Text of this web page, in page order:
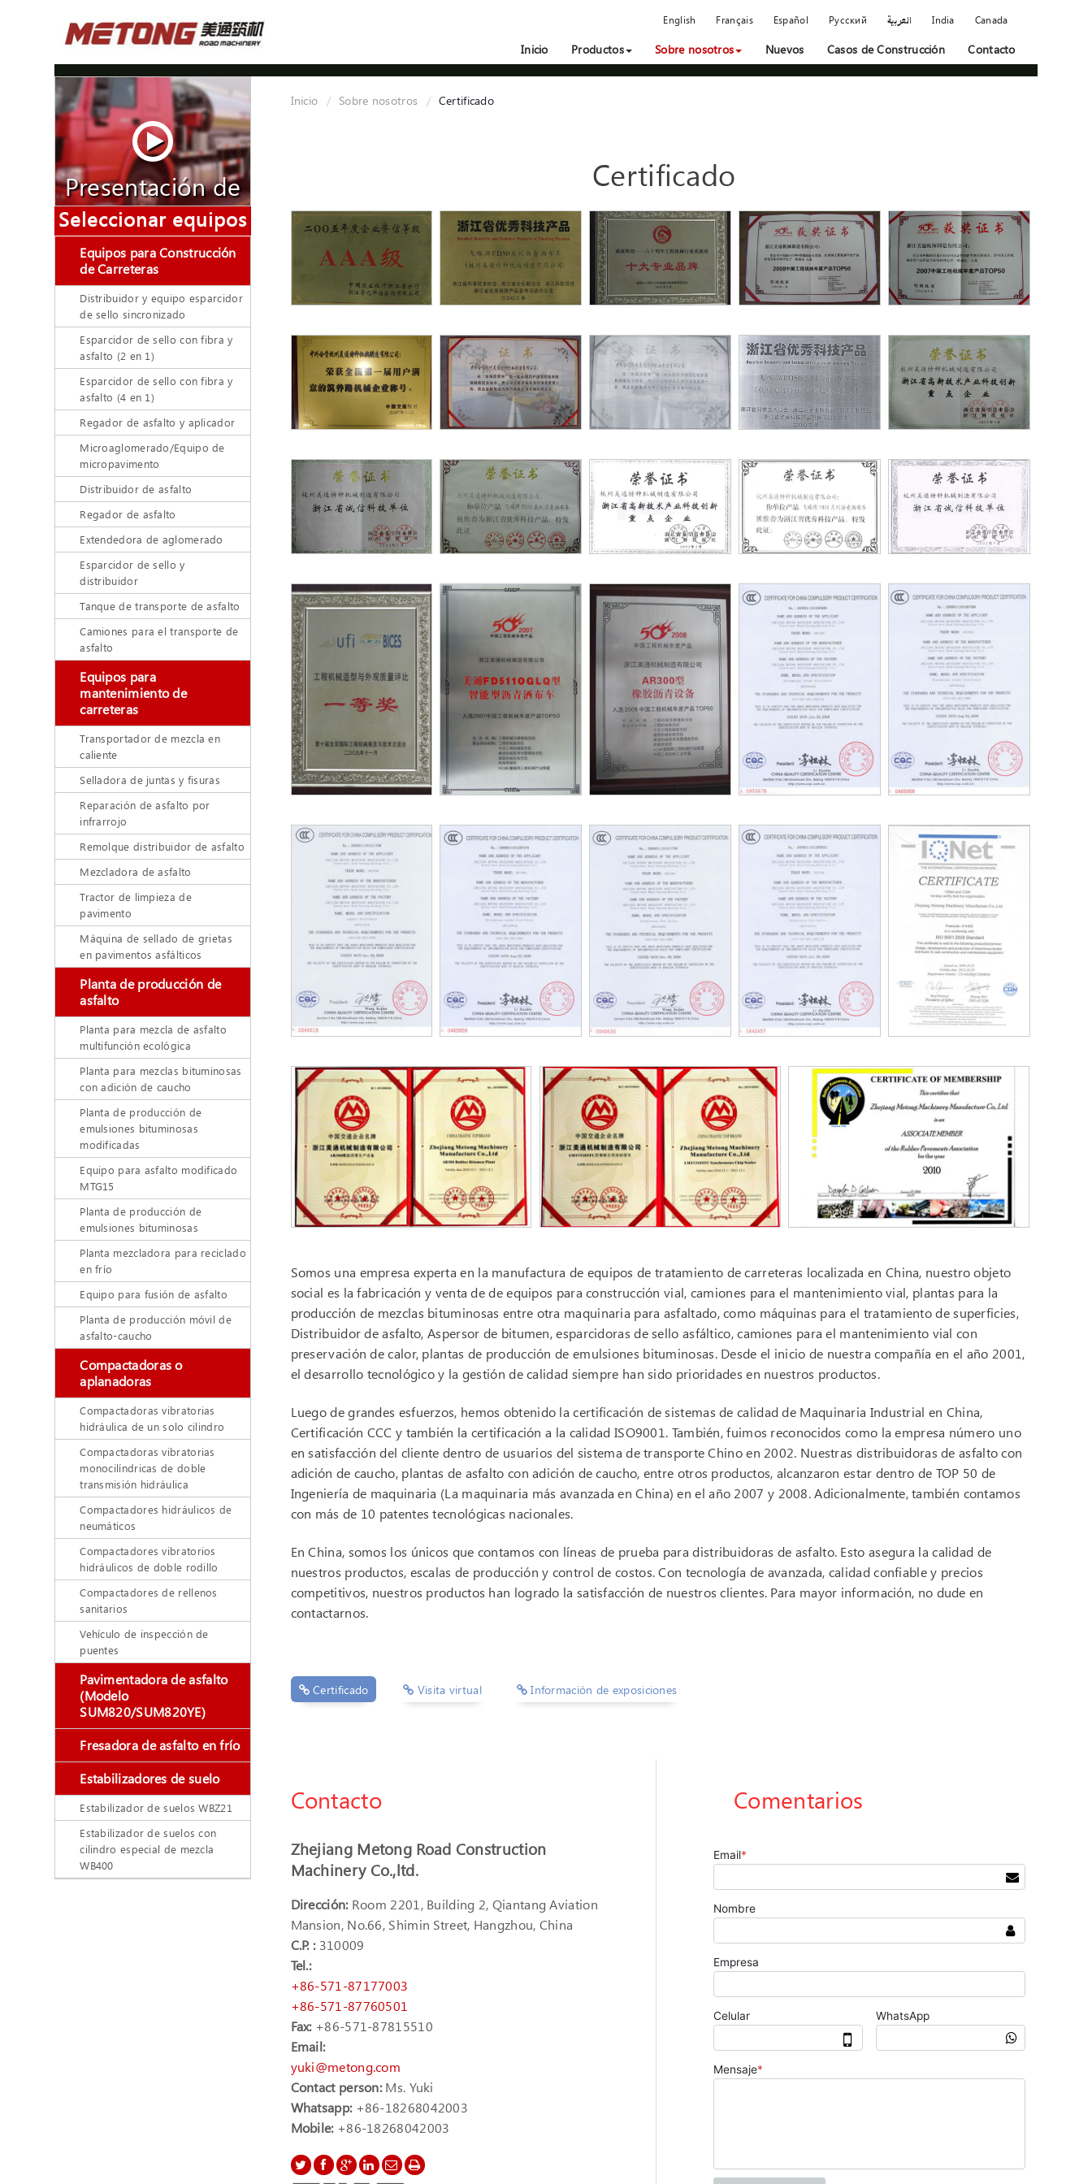
English Français Español Русский العربية India Canada
Inicio Productos Sobre nosotros Nuevos Casos de Construcción Contacto
Presentación de
video
Inicio Sobre nosotros Certificado
Certificado
Somos una empresa experta en la manufactura de equipos de tratamiento de carreteras localizada en China, nuestro objeto
social es la fabricación y venta de de equipos para construcción vial, camiones para el mantenimiento vial, plantas para la
producción de mezclas bituminosas entre otra maquinaria para asfaltado, como máquinas para el tratamiento de superficies,
Distribuidor de asfalto, Aspersor de bitumen, esparcidoras de sello asfáltico, camiones para el mantenimiento vial con
preservación de calor, plantas de producción de emulsiones bituminosas. Desde el inicio de nuestra compañía en el año 2001,
el desarrollo tecnológico y la gestión de calidad siempre han sido prioridades en nuestros productos.
Luego de grandes esfuerzos, hemos obtenido la certificación de sistemas de calidad de Maquinaria Industrial en China,
Certificación CCC y también la certificación a la calidad ISO9001. También, fuimos reconocidos como la empresa número uno
en satisfacción del cliente dentro de usuarios del sistema de transporte Chino en 2002. Nuestras distribuidoras de asfalto con
adición de caucho, plantas de asfalto con adición de caucho, entre otros productos, alcanzaron estar dentro de TOP 50 de
Ingeniería de maquinaria (La maquinaria más avanzada en China) en el año 2007 y 2008. Adicionalmente, también contamos
con más de 10 patentes tecnológicas nacionales.
En China, somos los únicos que contamos con líneas de prueba para distribuidoras de asfalto. Esto asegura la calidad de
nuestros productos, escalas de producción y control de costos. Con tecnología de avanzada, calidad confiable y precios
competitivos, nuestros productos han logrado la satisfacción de nuestros clientes. Para mayor información, no dude en
contactarnos.
Certificado Visita virtual Información de exposiciones
Contacto
Zhejiang Metong Road Construction
Machinery Co.,ltd.
Dirección: Room 2201, Building 2, Qiantang Aviation
Mansion, No.66, Shimin Street, Hangzhou, China
C.P. :310009
Tel.:
+86-571-87177003
+86-571-87760501
Fax:+86-571-87815510
Email:
yuki@metong.com
Contact person:Ms. Yuki
Whatsapp: +86-18268042003
Mobile: +86-18268042003
Comentarios
Seleccionar equipos
Equipos para Construcción
de Carreteras
Distribuidor y equipo esparcidor
de sello sincronizado
Esparcidor de sello con fibra y
asfalto (2 en 1)
Esparcidor de sello con fibra y
asfalto (4 en 1)
Regador de asfalto y aplicador
Microaglomerado/Equipo de
micropavimento
Distribuidor de asfalto
Regador de asfalto
Extendedora de aglomerado
Esparcidor de sello y
distribuidor
Tanque de transporte de asfalto
Camiones para el transporte de
asfalto
Equipos para
mantenimiento de
carreteras
Transportador de mezcla en
caliente
Selladora de juntas y fisuras
Reparación de asfalto por
infrarrojo
Remolque distribuidor de asfalto
Mezcladora de asfalto
Tractor de limpieza de
pavimento
Máquina de sellado de grietas
en pavimentos asfálticos
Planta de producción de
asfalto
Planta para mezcla de asfalto
multifunción ecológica
Planta para mezclas bituminosas
con adición de caucho
Planta de producción de
emulsiones bituminosas
modificadas
Equipo para asfalto modificado
MTG15
Planta de producción de
emulsiones bituminosas
Planta mezcladora para reciclado
en frío
Equipo para fusión de asfalto
Planta de producción móvil de
asfalto-caucho
Compactadoras o
aplanadoras
Compactadoras vibratorias
hidráulica de un solo cilindro
Compactadoras vibratorias
monocilíndricas de doble
transmisión hidráulica
Compactadores hidráulicos de
neumáticos
Compactadores vibratorios
hidráulicos de doble rodillo
Compactadores de rellenos
sanitarios
Vehículo de inspección de
puentes
Pavimentadora de asfalto
(Modelo
SUM820/SUM820YE)
Fresadora de asfalto en frío
Estabilizadores de suelo
Estabilizador de suelos WBZ21
Estabilizador de suelos con
cilindro especial de mezcla
WB400